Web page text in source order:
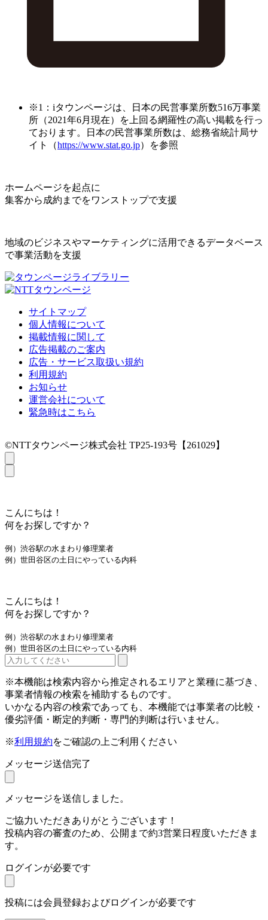
※1：iタウンページは、日本の民営事業所数516万事業
所（2021年6月現在）を上回る網羅性の高い掲載を行っ
ております。日本の民営事業所数は、総務省統計局サ
イト（https://www.stat.go.jp）を参照
ホームページを起点に
集客から成約までをワンストップで支援
地域のビジネスやマーケティングに活用できるデータベース
で事業活動を支援
サイトマップ
個人情報について
掲載情報に関して
広告掲載のご案内
広告・サービス取扱い規約
利用規約
お知らせ
運営会社について
緊急時はこちら
©NTTタウンページ株式会社 TP25-193号【261029】
こんにちは！
何をお探しですか？
例）渋谷駅の水まわり修理業者
例）世田谷区の土日にやっている内科
こんにちは！
何をお探しですか？
例）渋谷駅の水まわり修理業者
例）世田谷区の土日にやっている内科
※本機能は検索内容から推定されるエリアと業種に基づき、
事業者情報の検索を補助するものです。
いかなる内容の検索であっても、本機能では事業者の比較・
優劣評価・断定的判断・専門的判断は行いません。
※利用規約をご確認の上ご利用ください
メッセージ送信完了
メッセージを送信しました。
ご協力いただきありがとうございます！
投稿内容の審査のため、公開まで約3営業日程度いただきま
す。
ログインが必要です
投稿には会員登録およびログインが必要です